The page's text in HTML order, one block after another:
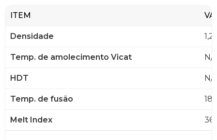
ITEM
Densidade
Temp. de amolecimento Vicat N/
HDT N/
Temp. de fusão
Melt Index